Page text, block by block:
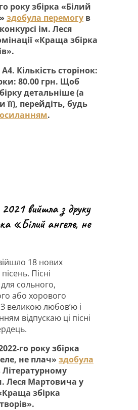
року збірка «Білий
здобула перемогу в
ім. Леся
«Краща збірка
Кількість сторінок:
80.00 грн. Щоб
детальніше (а
перейдіть, будь
.
2021 вийшла з друку
«Білий ангеле, не
18 нових
Пісні
сольного,
або хорового
великою любов’ю і
відпускаю ці пісні
го року збірка
не плач» здобула
Літературному
Леся Мартовича у
збірка